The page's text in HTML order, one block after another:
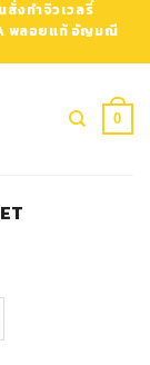
งทำจิวเวลรี่
พลอยแท้ อัญมณี
0